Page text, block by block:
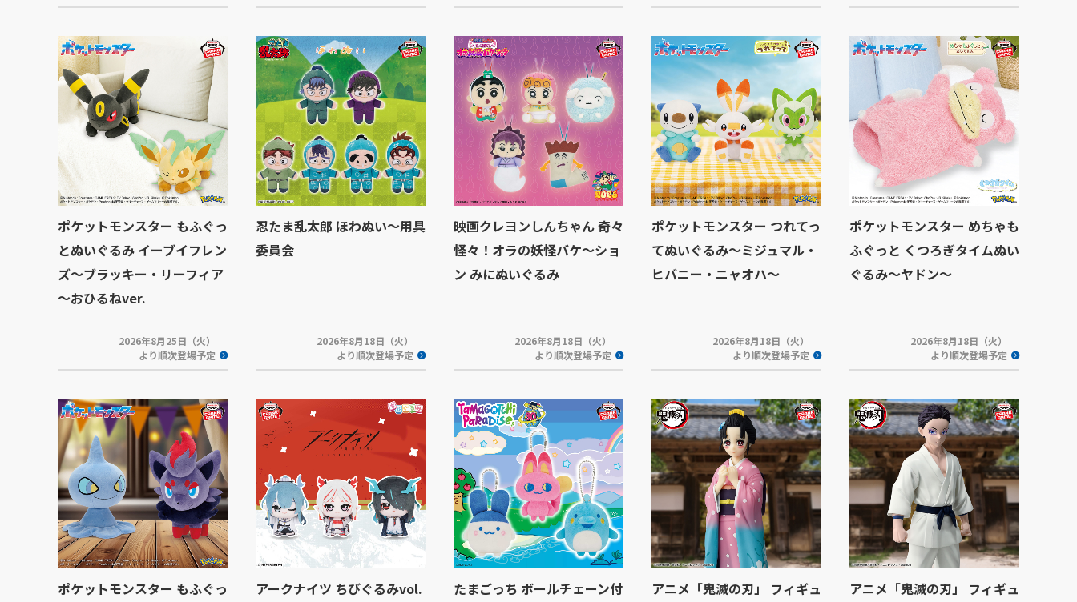
ポケットモンスター もふぐっ
とぬいぐるみ イーブイフレン
ズ～ブラッキー・リーフィア
～おひるねver.
2026年8月25日（火）
より順次登場予定
忍たま乱太郎 ほわぬい～用具
委員会
2026年8月18日（火）
より順次登場予定
映画クレヨンしんちゃん 奇々
怪々！オラの妖怪バケ～ショ
ン みにぬいぐるみ
2026年8月18日（火）
より順次登場予定
ポケットモンスター つれてっ
てぬいぐるみ～ミジュマル・
ヒバニー・ニャオハ～
2026年8月18日（火）
より順次登場予定
ポケットモンスター めちゃも
ふぐっと くつろぎタイムぬい
ぐるみ～ヤドン～
2026年8月18日（火）
より順次登場予定
ポケットモンスター もふぐっ
アークナイツ ちびぐるみvol.
たまごっち ボールチェーン付
アニメ「鬼滅の刃」 フィギュ
アニメ「鬼滅の刃」 フィギュ